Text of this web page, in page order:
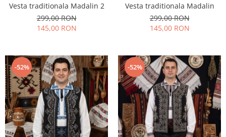
Vesta traditionala Madalin 2
299,00 RON
145,00 RON
Vesta traditionala Madalin
299,00 RON
145,00 RON
-52% -52%